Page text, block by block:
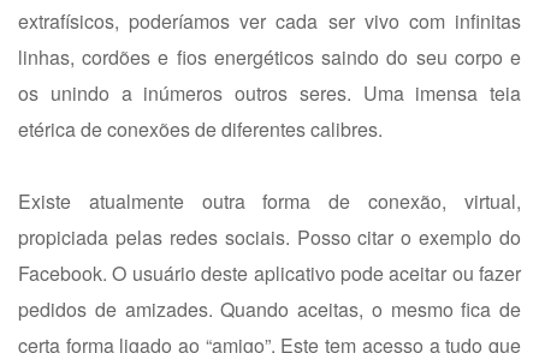
extrafísicos, poderíamos ver cada ser vivo com infinitas
linhas, cordões e fios energéticos saindo do seu corpo e
os unindo a inúmeros outros seres. Uma imensa teia
etérica de conexões de diferentes calibres.
Existe atualmente outra forma de conexão, virtual,
propiciada pelas redes sociais. Posso citar o exemplo do
Facebook. O usuário deste aplicativo pode aceitar ou fazer
pedidos de amizades. Quando aceitas, o mesmo fica de
certa forma ligado ao “amigo”. Este tem acesso a tudo que